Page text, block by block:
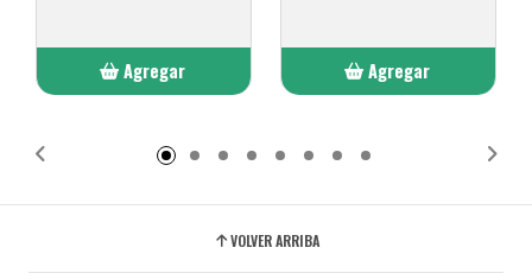
Agregar
Agregar
VOLVER ARRIBA